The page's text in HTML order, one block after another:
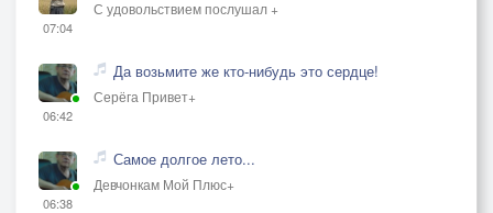
07:04
С удовольствием послушал +
06:42
Да возьмите же кто-нибудь это сердце!
Серёга Привет+
06:38
Самое долгое лето...
Девчонкам Мой Плюс+